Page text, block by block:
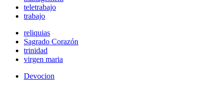
teletrabajo
trabajo
reliquias
Sagrado Corazón
trinidad
virgen maria
Devocion